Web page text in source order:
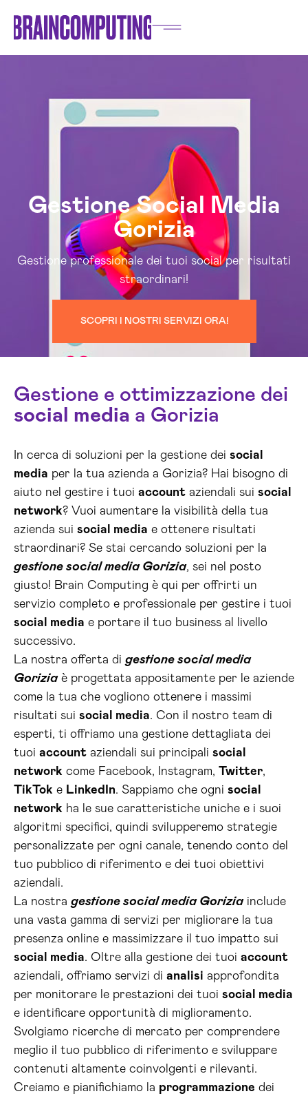
Gestione Social Media
Gorizia
Gestione professionale dei tuoi social per risultati
straordinari!
SCOPRI I NOSTRI SERVIZI ORA!
Gestione e ottimizzazione dei
social media a Gorizia
In cerca di soluzioni per la gestione dei social
media per la tua azienda a Gorizia? Hai bisogno di
aiuto nel gestire i tuoi account aziendali sui social
network? Vuoi aumentare la visibilità della tua
azienda sui social media e ottenere risultati
straordinari? Se stai cercando soluzioni per la
gestione social media Gorizia, sei nel posto
giusto! Brain Computing è qui per offrirti un
servizio completo e professionale per gestire i tuoi
social media e portare il tuo business al livello
successivo.
La nostra offerta di gestione social media
Goriziaè progettata appositamente per le aziende
come la tua che vogliono ottenere i massimi
risultati sui social media. Con il nostro team di
esperti, ti offriamo una gestione dettagliata dei
tuoi account aziendali sui principali social
network come Facebook, Instagram, Twitter,
TikTok e LinkedIn. Sappiamo che ogni social
network ha le sue caratteristiche uniche e i suoi
algoritmi specifici, quindi svilupperemo strategie
personalizzate per ogni canale, tenendo conto del
tuo pubblico di riferimento e dei tuoi obiettivi
aziendali.
La nostra gestione social media Goriziainclude
una vasta gamma di servizi per migliorare la tua
presenza online e massimizzare il tuo impatto sui
social media. Oltre alla gestione dei tuoi account
aziendali, offriamo servizi di analisi approfondita
per monitorare le prestazioni dei tuoi social media
e identificare opportunità di miglioramento.
Svolgiamo ricerche di mercato per comprendere
meglio il tuo pubblico di riferimento e sviluppare
contenuti altamente coinvolgenti e rilevanti.
Creiamo e pianifichiamo la programmazione dei